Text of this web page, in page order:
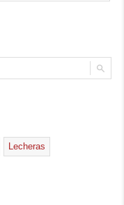
Lecheras